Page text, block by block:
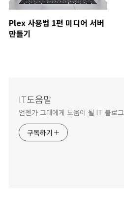
Plex 사용법 1편 미디어 서버
만들기
IT도움말
언젠가 그대에게 도움이 될 IT 블로그
구독하기